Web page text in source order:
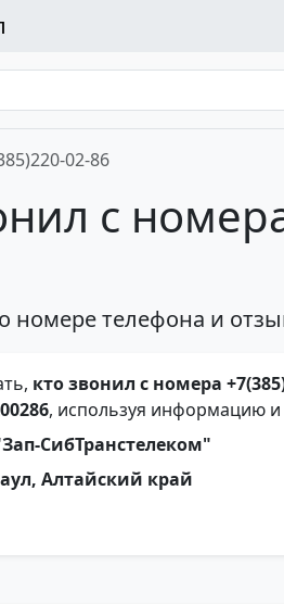
02-86
с
номере телефона и
кто звонил с номера
, используя информацию
СибТранстелеком"
Алтайский край